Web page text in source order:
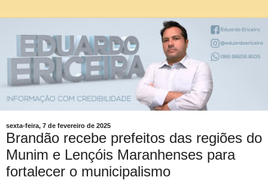
sexta-feira, 7 de fevereiro de 2025
Brandão recebe prefeitos das regiões do
Munim e Lençóis Maranhenses para
fortalecer o municipalismo